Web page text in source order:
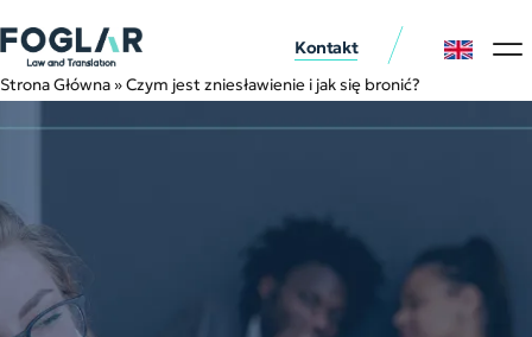
Strona Główna »Czym jest zniesławienie i jak się bronić?
Kontakt